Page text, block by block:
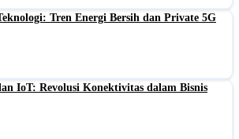
Tren Energi Bersih dan Private 5G
IoT: Revolusi Konektivitas dalam Bisnis